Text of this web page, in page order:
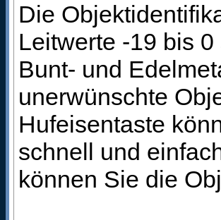
Die
Leitwerte -19 bis
Bunt- und
unerwünschte
Hufeisentaste
schnell und
können Sie die